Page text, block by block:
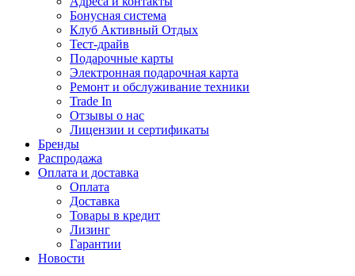
Бонусная система
Клуб Активный Отдых
Тест-драйв
Подарочные карты
Электронная подарочная карта
Ремонт и обслуживание техники
Trade In
Отзывы о нас
Лицензии и сертификаты
Бренды
Распродажа
Оплата и доставка
Оплата
Доставка
Товары в кредит
Лизинг
Гарантии
Новости